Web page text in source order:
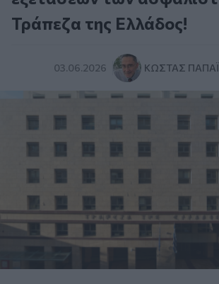
Τράπεζα της Ελλάδος!
03.06.2026 ΚΏΣΤΑΣ